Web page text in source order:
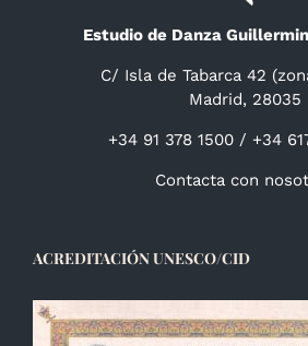
Estudio de Danza
C/ Isla de Tabarca 42
Madrid, 28035
+34 91 378 1500 / +34
Contacta con
ACREDITACIÓN UNESCO/CID